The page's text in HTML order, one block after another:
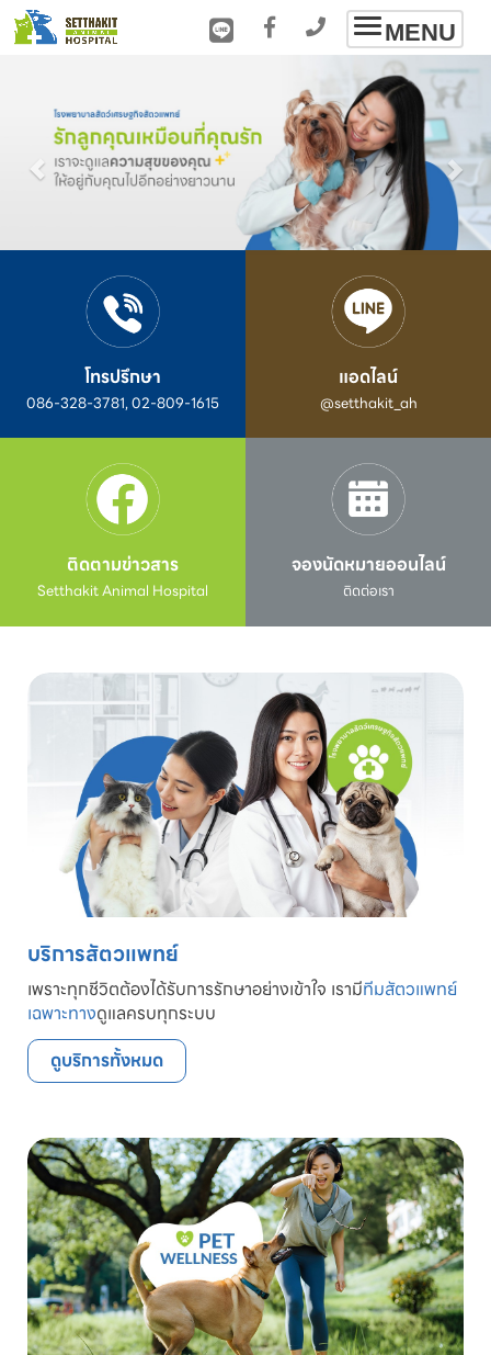
Toggle
navigation
MENU
โทรปรึกษา
086-328-3781, 02-809-1615
แอดไลน์
@setthakit_ah
ติดตามข่าวสาร
Setthakit Animal Hospital
จองนัดหมายออนไลน์
ติดต่อเรา
บริการสัตวแพทย์
เพราะทุกชีวิตต้องได้รับการรักษาอย่างเข้าใจ เรามีทีมสัตวแพทย์
เฉพาะทางดูแลครบทุกระบบ
ดูบริการทั้งหมด